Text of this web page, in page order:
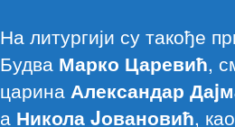
На литургији су такође
Будва Марко Царевић,
царина Александар
а Никола Jовановић,